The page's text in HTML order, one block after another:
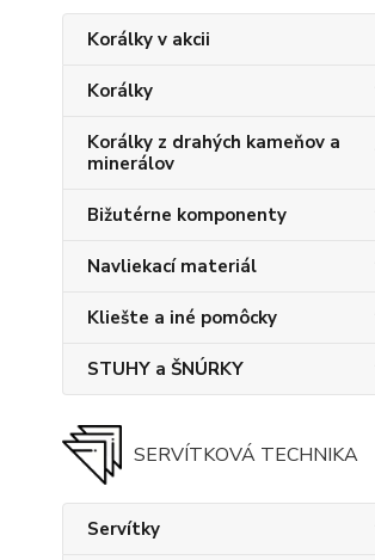
Korálky v akcii
Korálky
Korálky z drahých kameňov a
minerálov
Bižutérne komponenty
Navliekací materiál
Kliešte a iné pomôcky
STUHY a ŠNÚRKY
SERVÍTKOVÁ TECHNIKA
Servítky